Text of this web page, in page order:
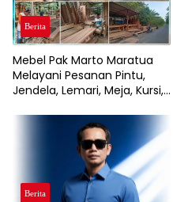
Berita
Mebel Pak Marto Maratua
Melayani Pesanan Pintu,
Jendela, Lemari, Meja, Kursi,
dan Resort
Berita